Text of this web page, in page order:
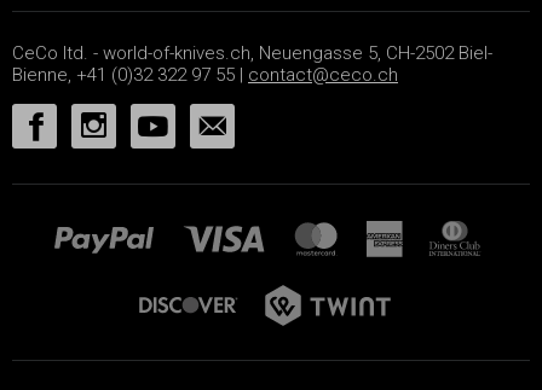
CeCo ltd. - world-of-knives.ch, Neuengasse 5, CH-2502 Biel-
Bienne, +41 (0)32 322 97 55 | contact@ceco.ch